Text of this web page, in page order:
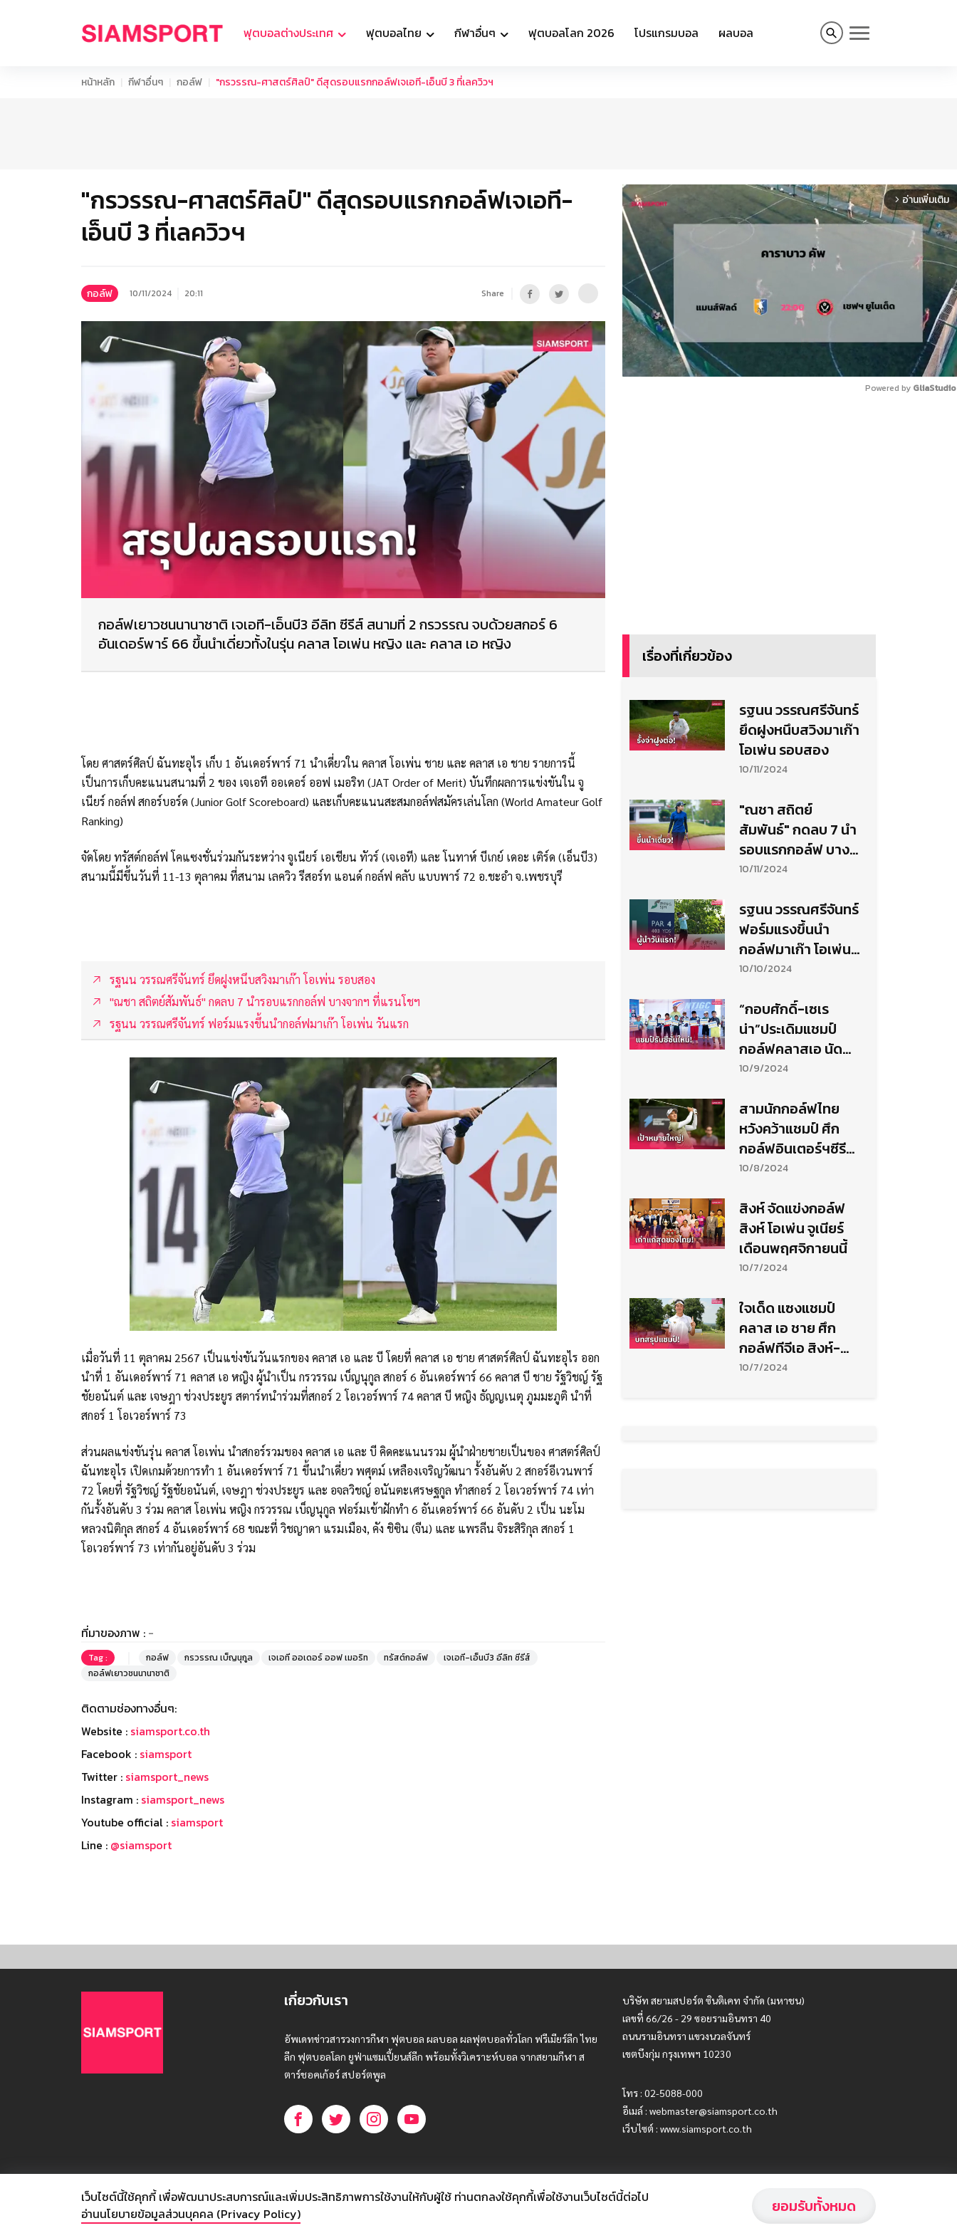
ฟุตบอลต่างประเทศ ฟุตบอลไทย กีฬาอื่นๆ ฟุตบอลโลก 2026 โปรแกรมบอล ผลบอล
หน้าหลัก กีฬาอื่นๆ กอล์ฟ "กรวรรณ-ศาสตร์ศิลป์" ดีสุดรอบแรกกอล์ฟเจเอที-เอ็นบี 3 ที่เลควิวฯ
"กรวรรณ-ศาสตร์ศิลป์" ดีสุดรอบแรกกอล์ฟเจเอที-
เอ็นบี 3 ที่เลควิวฯ
กอล์ฟ 10/11/2024 20:11 Share
กอล์ฟเยาวชนนานาชาติ เจเอที-เอ็นบี3 อีลิท ซีรีส์ สนามที่ 2 กรวรรณ จบด้วยสกอร์ 6
อันเดอร์พาร์ 66 ขึ้นนำเดี่ยวทั้งในรุ่น คลาส โอเพ่น หญิง และ คลาส เอ หญิง
โดย ศาสตร์ศิลป์ ฉันทะอุไร เก็บ 1 อันเดอร์พาร์ 71 นำเดี่ยวใน คลาส โอเพ่น ชาย และ คลาส เอ ชาย รายการนี้
เป็นการเก็บคะแนนสนามที่ 2 ของ เจเอที ออเดอร์ ออฟ เมอริท (JAT Order of Merit) บันทึกผลการแข่งขันใน จู
เนียร์ กอล์ฟ สกอร์บอร์ด (Junior Golf Scoreboard) และเก็บคะแนนสะสมกอล์ฟสมัครเล่นโลก (World Amateur Golf
Ranking)
จัดโดย ทรัสต์กอล์ฟ โคแซงชั่นร่วมกันระหว่าง จูเนียร์ เอเชียน ทัวร์ (เจเอที) และ โนทาห์ บีเกย์ เดอะ เติร์ด (เอ็นบี3)
สนามนี้มีขึ้นวันที่ 11-13 ตุลาคม ที่สนาม เลควิว รีสอร์ท แอนด์ กอล์ฟ คลับ แบบพาร์ 72 อ.ชะอำ จ.เพชรบุรี
รฐนน วรรณศรีจันทร์ ยึดฝูงหนึบสวิงมาเก๊า โอเพ่น รอบสอง
"ณชา สถิตย์สัมพันธ์" กดลบ 7 นำรอบแรกกอล์ฟ บางจากฯ ที่แรนโชฯ
รฐนน วรรณศรีจันทร์ ฟอร์มแรงขึ้นนำกอล์ฟมาเก๊า โอเพ่น วันแรก
เมื่อวันที่ 11 ตุลาคม 2567 เป็นแข่งขันวันแรกของ คลาส เอ และ บี โดยที่ คลาส เอ ชาย ศาสตร์ศิลป์ ฉันทะอุไร ออก
นำที่ 1 อันเดอร์พาร์ 71 คลาส เอ หญิง ผู้นำเป็น กรวรรณ เบ็ญนุกูล สกอร์ 6 อันเดอร์พาร์ 66 คลาส บี ชาย รัฐวิชญ์ รัฐ
ชัยอนันต์ และ เจษฎา ช่วงประยูร สตาร์ทนำร่วมที่สกอร์ 2 โอเวอร์พาร์ 74 คลาส บี หญิง ธัญญเนตุ ภูมมะภูติ นำที่
สกอร์ 1 โอเวอร์พาร์ 73
ส่วนผลแข่งขันรุ่น คลาส โอเพ่น นำสกอร์รวมของ คลาส เอ และ บี คิดคะแนนรวม ผู้นำฝ่ายชายเป็นของ ศาสตร์ศิลป์
ฉันทะอุไร เปิดเกมด้วยการทำ 1 อันเดอร์พาร์ 71 ขึ้นนำเดี่ยว พศุตม์ เหลืองเจริญวัฒนา รั้งอันดับ 2 สกอร์อีเวนพาร์
72 โดยที่ รัฐวิชญ์ รัฐชัยอนันต์, เจษฎา ช่วงประยูร และ อจลวิชญ์ อนันตะเศรษฐกูล ทำสกอร์ 2 โอเวอร์พาร์ 74 เท่า
กันรั้งอันดับ 3 ร่วม คลาส โอเพ่น หญิง กรวรรณ เบ็ญนุกูล ฟอร์มเข้าฝักทำ 6 อันเดอร์พาร์ 66 อันดับ 2 เป็น นะโม
หลวงนิติกุล สกอร์ 4 อันเดอร์พาร์ 68 ขณะที่ วิชญาดา แรมเมือง, คัง ชิซิน (จีน) และ แพรลีน จิระสิริกุล สกอร์ 1
โอเวอร์พาร์ 73 เท่ากันอยู่อันดับ 3 ร่วม
ที่มาของภาพ : -
Tag : กอล์ฟ กรวรรณ เบ็ญนุกูล เจเอที ออเดอร์ ออฟ เมอริท ทรัสต์กอล์ฟ
เจเอที-เอ็นบี3 อีลิท ซีรีส์
กอล์ฟเยาวชนนานาชาติ
ติดตามช่องทางอื่นๆ:
Website : siamsport.co.th
Facebook : siamsport
Twitter : siamsport_news
Instagram : siamsport_news
Youtube official : siamsport
Line : @siamsport
arrow_forward_ios อ่านเพิ่มเติม
Powered by
เรื่องที่เกี่ยวข้อง
รฐนน วรรณศรีจันทร์
ยึดฝูงหนึบสวิงมาเก๊า
โอเพ่น รอบสอง
10/11/2024
"ณชา สถิตย์
สัมพันธ์" กดลบ 7 นำ
รอบแรกกอล์ฟ บาง
จากฯ ที่แรนโชฯ
10/11/2024
รฐนน วรรณศรีจันทร์
ฟอร์มแรงขึ้นนำ
กอล์ฟมาเก๊า โอเพ่น
วันแรก
10/10/2024
“กอบศักดิ์-เซเร
น่า”ประเดิมแชมป์
กอล์ฟคลาสเอ นัด
เปิดฤดูกาล NTJGC
10/9/2024
สามนักกอล์ฟไทย
หวังคว้าแชมป์ ศึก
กอล์ฟอินเตอร์ฯซีรีส์
ที่ไทย
10/8/2024
สิงห์ จัดแข่งกอล์ฟ
สิงห์ โอเพ่น จูเนียร์
เดือนพฤศจิกายนนี้
10/7/2024
ใจเด็ด แซงแชมป์
คลาส เอ ชาย ศึก
กอล์ฟทีจีเอ สิงห์-
กรุงไทยฯ
10/7/2024
เกี่ยวกับเรา
อัพเดทข่าวสารวงการกีฬา ฟุตบอล ผลบอล ผลฟุตบอลทั่วโลก ฟรีเมียร์ลีก ไทย
ลีก ฟุตบอลโลก ยูฟ่าแซมเปี้ยนส์ลีก พร้อมทั้งวิเคราะห์บอล จากสยามกีฬา ส
ตาร์ชอคเก้อร์ สปอร์ตพูล
บริษัท สยามสปอร์ต ซินติเคท จำกัด (มหาชน)
เลขที่ 66/26 - 29 ซอยรามอินทรา 40
ถนนรามอินทรา แขวงนวลจันทร์
เขตบึงกุ่ม กรุงเทพฯ 10230
โทร : 02-5088-000
อีเมล์ : webmaster@siamsport.co.th
เว็บไซต์ : www.siamsport.co.th
© SIAMSPORT Privacy
เว็บไซต์นี้ใช้คุกกี้เพื่อพัฒนาประสบการณ์และเพิ่มประสิทธิภาพการใช้งานให้กับผู้ใช้ ท่านตกลงใช้คุกกี้เพื่อใช้งานเว็บไซต์นี้ต่อไป
อ่านนโยบายข้อมูลส่วนบุคคล (Privacy Policy)
ยอมรับทั้งหมด